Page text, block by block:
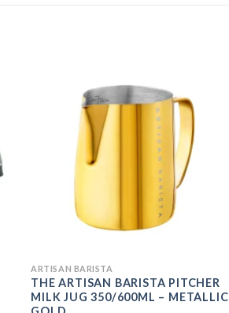
WISHLIST
ARTISAN BARISTA
THE ARTISAN BARISTA PITCHER
MILK JUG 350/600ML – METALLIC